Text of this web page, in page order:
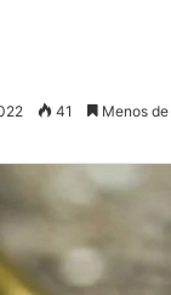
41 Menos